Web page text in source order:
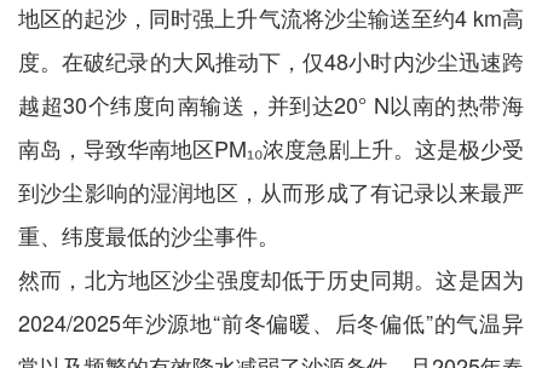
地区的起沙，同时强上升气流将沙尘输送至约4 km高
度。在破纪录的大风推动下，仅48小时内沙尘迅速跨
越超30个纬度向南输送，并到达20° N以南的热带海
南岛，导致华南地区PM₁₀浓度急剧上升。这是极少受
到沙尘影响的湿润地区，从而形成了有记录以来最严
重、纬度最低的沙尘事件。
然而，北方地区沙尘强度却低于历史同期。这是因为
2024/2025年沙源地“前冬偏暖、后冬偏低”的气温异